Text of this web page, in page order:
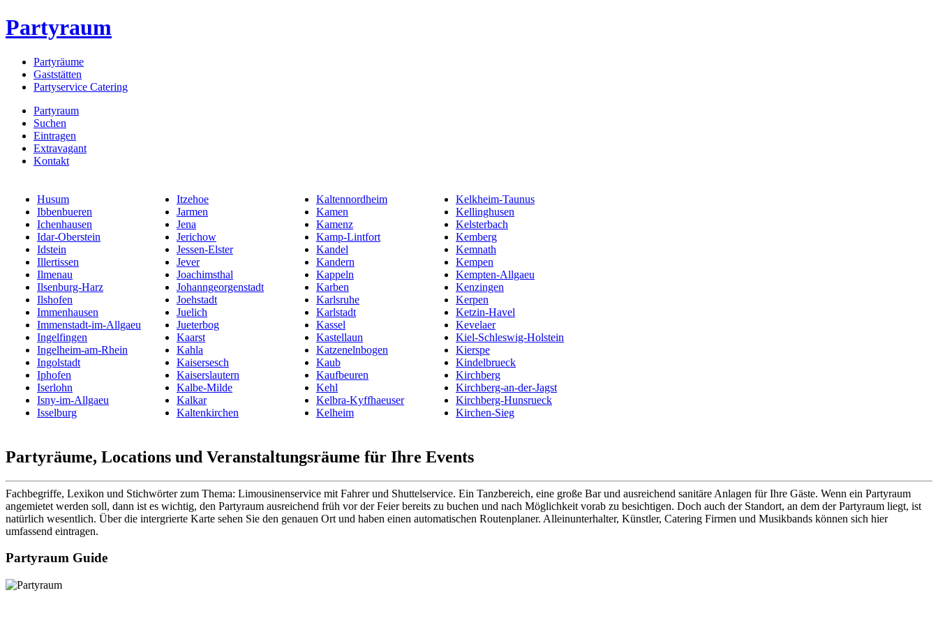
Partyraum
Partyräume
Gaststätten
Partyservice Catering
Partyraum
Suchen
Eintragen
Extravagant
Kontakt
Husum
Ibbenbueren
Ichenhausen
Idar-Oberstein
Idstein
Illertissen
Ilmenau
Ilsenburg-Harz
Ilshofen
Immenhausen
Immenstadt-im-Allgaeu
Ingelfingen
Ingelheim-am-Rhein
Ingolstadt
Iphofen
Iserlohn
Isny-im-Allgaeu
Isselburg
Itzehoe
Jarmen
Jena
Jerichow
Jessen-Elster
Jever
Joachimsthal
Johanngeorgenstadt
Joehstadt
Juelich
Jueterbog
Kaarst
Kahla
Kaisersesch
Kaiserslautern
Kalbe-Milde
Kalkar
Kaltenkirchen
Kaltennordheim
Kamen
Kamenz
Kamp-Lintfort
Kandel
Kandern
Kappeln
Karben
Karlsruhe
Karlstadt
Kassel
Kastellaun
Katzenelnbogen
Kaub
Kaufbeuren
Kehl
Kelbra-Kyffhaeuser
Kelheim
Kelkheim-Taunus
Kellinghusen
Kelsterbach
Kemberg
Kemnath
Kempen
Kempten-Allgaeu
Kenzingen
Kerpen
Ketzin-Havel
Kevelaer
Kiel-Schleswig-Holstein
Kierspe
Kindelbrueck
Kirchberg
Kirchberg-an-der-Jagst
Kirchberg-Hunsrueck
Kirchen-Sieg
Partyräume, Locations und Veranstaltungsräume für Ihre Events
Fachbegriffe, Lexikon und Stichwörter zum Thema: Limousinenservice mit Fahrer und Shuttelservice. Ein Tanzbereich, eine große Bar und ausreichend sanitäre Anlagen für Ihre Gäste. Wenn ein Partyraum
angemietet werden soll, dann ist es wichtig, den Partyraum ausreichend früh vor der Feier bereits zu buchen und nach Möglichkeit vorab zu besichtigen. Doch auch der Standort, an dem der Partyraum liegt, ist
natürlich wesentlich. Über die intergrierte Karte sehen Sie den genauen Ort und haben einen automatischen Routenplaner. Alleinunterhalter, Künstler, Catering Firmen und Musikbands können sich hier
umfassend eintragen.
Partyraum Guide